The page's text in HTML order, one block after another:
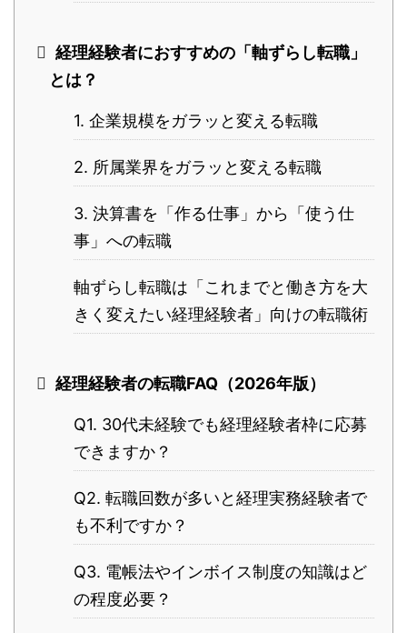
経理経験者に​おすすめの「軸ずらし転職」
とは？
1. 企業規模をガラッと変える転職
2. 所属業界をガラッと変える転職
3. 決算書を「作る仕事」から「使う仕
事」への転職
軸ずらし転職は「これまでと働き方を大
きく変えたい経理経験者」向けの転職術
経理経験者の転職FAQ（2026年版）
Q1. 30代未経験でも経理経験者枠に応募
できますか？
Q2. 転職回数が多いと経理実務経験者で
も不利ですか？
Q3. 電帳法やインボイス制度の知識はど
の程度必要？